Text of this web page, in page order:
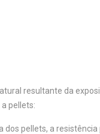
resultante da
pellets:
pellets, a